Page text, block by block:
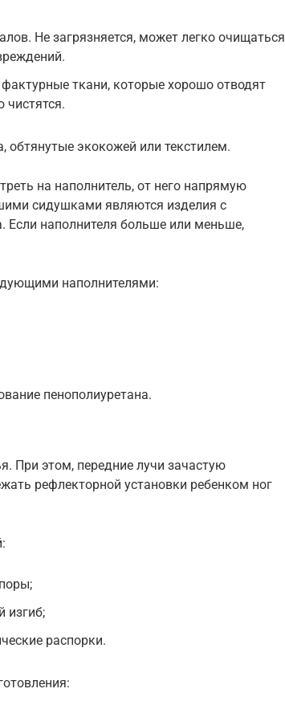
Не загрязняется, может легко очищаться
ткани, которые хорошо отводят
чистятся.
экокожей или текстилем.
на наполнитель, от него напрямую
сидушками являются изделия с
Если наполнителя больше или меньше,
наполнителями:
пенополиуретана.
При этом, передние лучи зачастую
рефлекторной установки ребенком ног
изгиб;
распорки.